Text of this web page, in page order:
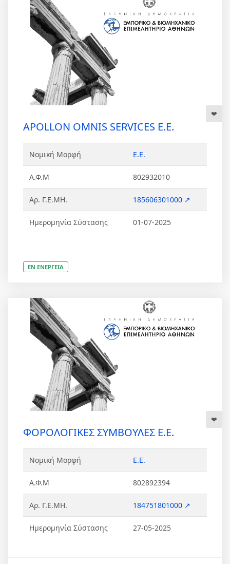
APOLLON OMNIS SERVICES Ε.Ε.
Νομική Μορφή Ε.Ε.
Α.Φ.Μ 802932010
Αρ. Γ.Ε.ΜΗ. 185606301000 ↗
Ημερομηνία Σύστασης 01-07-2025
ΕΝ ΕΝΕΡΓΕΙΑ
ΦΟΡΟΛΟΓΙΚΕΣ ΣΥΜΒΟΥΛΕΣ Ε.Ε.
Νομική Μορφή Ε.Ε.
Α.Φ.Μ 802892394
Αρ. Γ.Ε.ΜΗ. 184751801000 ↗
Ημερομηνία Σύστασης 27-05-2025